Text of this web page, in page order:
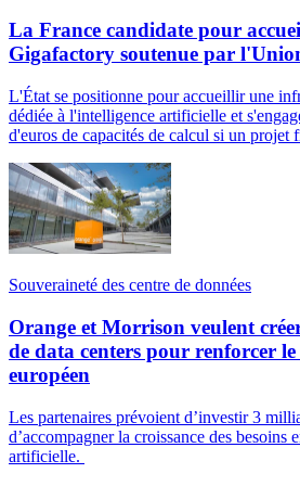
La France candidate pour
Gigafactory soutenue par
L'État se positionne pour accueillir une
dédiée à l'intelligence artificielle et
d'euros de capacités de calcul si un projet
Souveraineté des centre de données
Orange et Morrison veulent
de data centers pour renforcer
européen
Les partenaires prévoient d’investir 3
d’accompagner la croissance des besoins
artificielle.